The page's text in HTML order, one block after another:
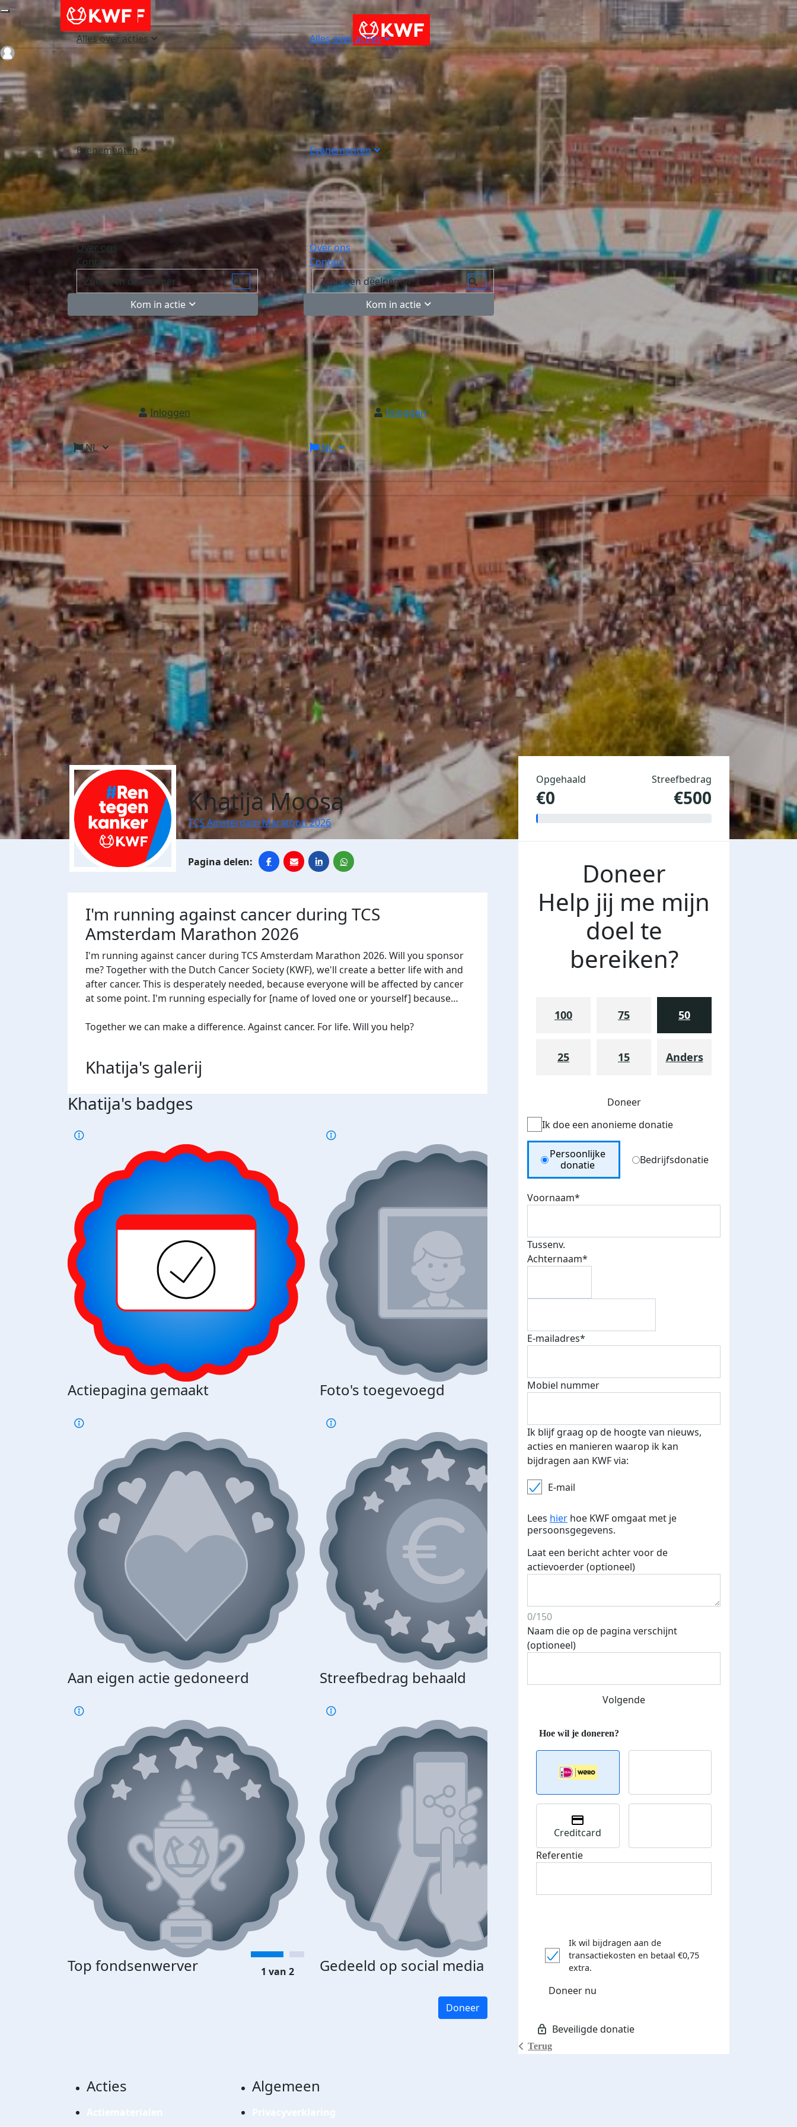
Alles over acties
Evenementen
Over ons
Contact
Kom in actie
Inloggen
NL
Alles over acties
Evenementen
Over ons
Contact
Kom in actie
Inloggen
NL
Login
Khatija Moosa
TCS Amsterdam Marathon 2026
I'm running against cancer during TCS
Amsterdam Marathon 2026
I'm running against cancer during TCS Amsterdam Marathon 2026. Will you sponsor
me? Together with the Dutch Cancer Society (KWF), we'll create a better life with and
after cancer. This is desperately needed, because everyone will be affected by cancer
at some point. I'm running especially for [name of loved one or yourself] because…
Together we can make a difference. Against cancer. For life. Will you help?
Khatija's galerij
Khatija's badges
Actiepagina gemaakt Foto's toegevoegd E-mails verstuurd
Aan eigen actie gedoneerd Streefbedrag behaald
Top fondsenwerver Gedeeld op social media Donateurs bedankt
€500 euro opgehaald: t-shirt
1 van 2
Doneer
Opgehaald
€0
Streefbedrag
€500
Doneer
Help jij me mijn
doel te
bereiken?
100 75 50
25 15 Anders
Doneer
Ik doe een anonieme donatie
Donation Type
Persoonlijke
donatie
Bedrijfsdonatie
Voornaam*
Tussenv.
Achternaam*
E-mailadres*
Mobiel nummer
Ik blijf graag op de hoogte van nieuws,
acties en manieren waarop ik kan
bijdragen aan KWF via:
E-mail
Lees hier hoe KWF omgaat met je
persoonsgegevens.
Laat een bericht achter voor de
actievoerder (optioneel)
0/150
Naam die op de pagina verschijnt
(optioneel)
Volgende
Terug
Creditcard
Referentie
Ik wil bijdragen aan de
transactiekosten en betaal €0,75
extra.
Doneer nu
Acties Algemeen